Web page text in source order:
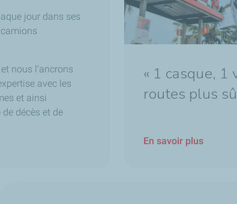
jour dans ses
nous l’ancrons
avec les
et ainsi
décès et de
« 1 casque, 1
routes plus
En savoir plus